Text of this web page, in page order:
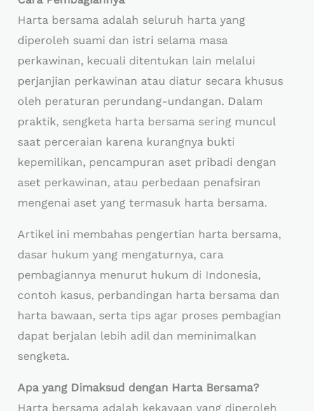
Harta bersama adalah seluruh harta yang
diperoleh suami dan istri selama masa
perkawinan, kecuali ditentukan lain melalui
perjanjian perkawinan atau diatur secara khusus
oleh peraturan perundang-undangan. Dalam
praktik, sengketa harta bersama sering muncul
saat perceraian karena kurangnya bukti
kepemilikan, pencampuran aset pribadi dengan
aset perkawinan, atau perbedaan penafsiran
mengenai aset yang termasuk harta bersama.
Artikel ini membahas pengertian harta bersama,
dasar hukum yang mengaturnya, cara
pembagiannya menurut hukum di Indonesia,
contoh kasus, perbandingan harta bersama dan
harta bawaan, serta tips agar proses pembagian
dapat berjalan lebih adil dan meminimalkan
sengketa.
Apa yang Dimaksud dengan Harta Bersama?
Harta bersama adalah kekayaan yang diperoleh